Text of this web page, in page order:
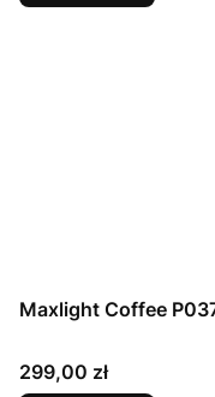
Maxlight Coffee
Cena
299,00 zł